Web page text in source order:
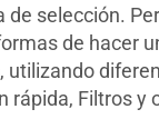
de selección.
de hacer
utilizando
rápida, Filtros y